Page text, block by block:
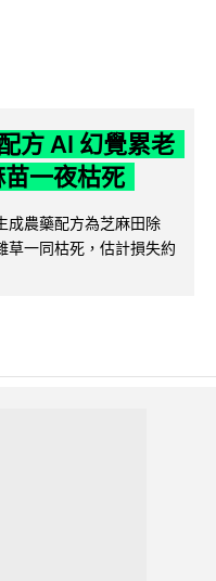
方 AI 幻覺累老
一夜枯死
成農藥配方為芝麻田除
草一同枯死，估計損失約